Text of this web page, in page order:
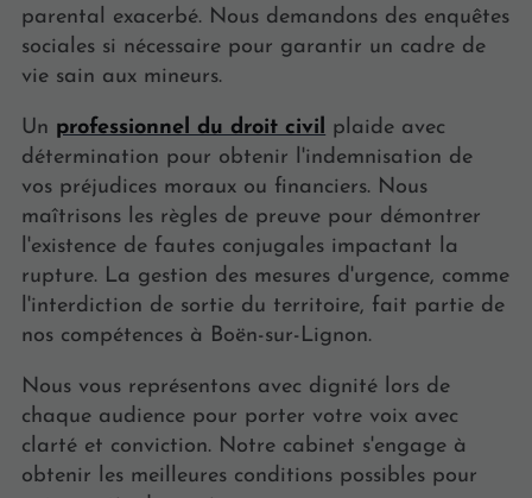
parental exacerbé. Nous demandons des enquêtes
sociales si nécessaire pour garantir un cadre de
vie sain aux mineurs.
Un professionnel du droit civil plaide avec
détermination pour obtenir l'indemnisation de
vos préjudices moraux ou financiers. Nous
maîtrisons les règles de preuve pour démontrer
l'existence de fautes conjugales impactant la
rupture. La gestion des mesures d'urgence, comme
l'interdiction de sortie du territoire, fait partie de
nos compétences à Boën-sur-Lignon.
Nous vous représentons avec dignité lors de
chaque audience pour porter votre voix avec
clarté et conviction. Notre cabinet s'engage à
obtenir les meilleures conditions possibles pour